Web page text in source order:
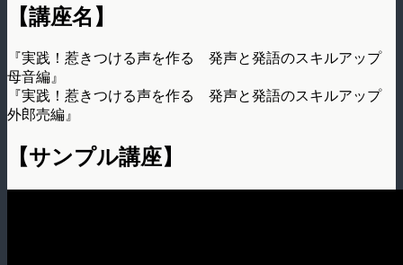
【講座名】
『実践！惹きつける声を作る 発声と発語のスキルアップ
母音編』
『実践！惹きつける声を作る 発声と発語のスキルアップ
外郎売編』
【サンプル講座】